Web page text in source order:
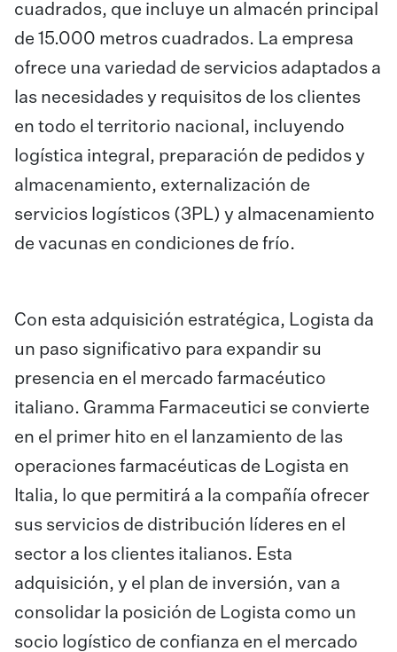
cuadrados, que incluye un almacén principal
de 15.000 metros cuadrados. La empresa
ofrece una variedad de servicios adaptados a
las necesidades y requisitos de los clientes
en todo el territorio nacional, incluyendo
logística integral, preparación de pedidos y
almacenamiento, externalización de
servicios logísticos (3PL) y almacenamiento
de vacunas en condiciones de frío.
Con esta adquisición estratégica, Logista da
un paso significativo para expandir su
presencia en el mercado farmacéutico
italiano. Gramma Farmaceutici se convierte
en el primer hito en el lanzamiento de las
operaciones farmacéuticas de Logista en
Italia, lo que permitirá a la compañía ofrecer
sus servicios de distribución líderes en el
sector a los clientes italianos. Esta
adquisición, y el plan de inversión, van a
consolidar la posición de Logista como un
socio logístico de confianza en el mercado